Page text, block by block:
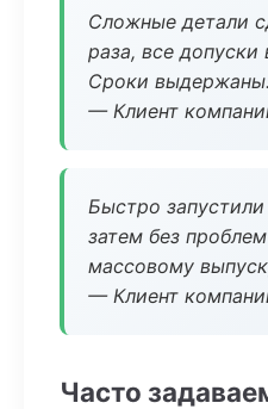
Сложные детали
раза, все допуски
Сроки выдержаны.
— Клиент
Быстро
затем без
массовому
— Клиент
Часто